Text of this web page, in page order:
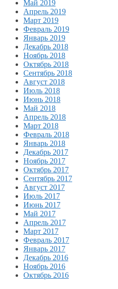
Май 2019
Апрель 2019
Март 2019
Февраль 2019
Январь 2019
Декабрь 2018
Ноябрь 2018
Октябрь 2018
Сентябрь 2018
Август 2018
Июль 2018
Июнь 2018
Май 2018
Апрель 2018
Март 2018
Февраль 2018
Январь 2018
Декабрь 2017
Ноябрь 2017
Октябрь 2017
Сентябрь 2017
Август 2017
Июль 2017
Июнь 2017
Май 2017
Апрель 2017
Март 2017
Февраль 2017
Январь 2017
Декабрь 2016
Ноябрь 2016
Октябрь 2016